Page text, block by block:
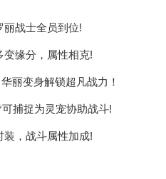
丽战士全员到位!
缘分，属性相克!
丽变身解锁超凡战力！
捕捉为灵宠协助战斗!
装，战斗属性加成!